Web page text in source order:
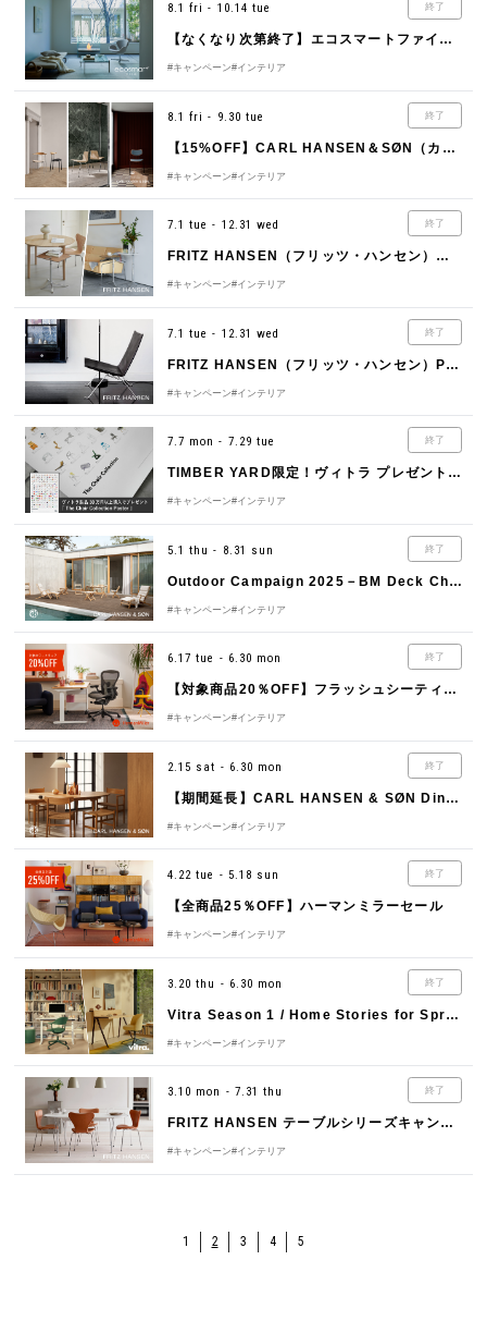
終了
8.1 fri - 10.14 tue
【なくなり次第終了】エコスマートファイヤー特別キャンペーン（最大15％OFF+特典付き）
#キャンペーン#インテリア
終了
8.1 fri - 9.30 tue
【15%OFF】CARL HANSEN＆SØN（カール・ハンセン＆サン）「Modern Tradition 2025」
#キャンペーン#インテリア
終了
7.1 tue - 12.31 wed
FRITZ HANSEN（フリッツ・ハンセン）リトルフレンドキャンペーン
#キャンペーン#インテリア
終了
7.1 tue - 12.31 wed
FRITZ HANSEN（フリッツ・ハンセン）PK22オーラレザーキャンペーン
#キャンペーン#インテリア
終了
7.7 mon - 7.29 tue
TIMBER YARD限定！ヴィトラ プレゼントキャンペーン
#キャンペーン#インテリア
終了
5.1 thu - 8.31 sun
Outdoor Campaign 2025－BM Deck Chair Set－
#キャンペーン#インテリア
終了
6.17 tue - 6.30 mon
【対象商品20％OFF】フラッシュシーティングセール
#キャンペーン#インテリア
終了
2.15 sat - 6.30 mon
【期間延長】CARL HANSEN & SØN Dining Set Campaign 2025
#キャンペーン#インテリア
終了
4.22 tue - 5.18 sun
【全商品25％OFF】ハーマンミラーセール
#キャンペーン#インテリア
終了
3.20 thu - 6.30 mon
Vitra Season 1 / Home Stories for Spring 2025
#キャンペーン#インテリア
終了
3.10 mon - 7.31 thu
FRITZ HANSEN テーブルシリーズキャンペーン
#キャンペーン#インテリア
1 2 3 4 5